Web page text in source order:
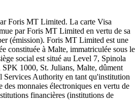
Foris MT Limited. La carte Visa
par Foris MT Limited en vertu de sa
(émission). Foris MT Limited est une
constituée à Malte, immatriculée sous le
social est situé au Level 7, Spinola
1000, St. Julians, Malte, dûment
Services Authority en tant qu'institution
des monnaies électroniques en vertu de
financières (institutions de